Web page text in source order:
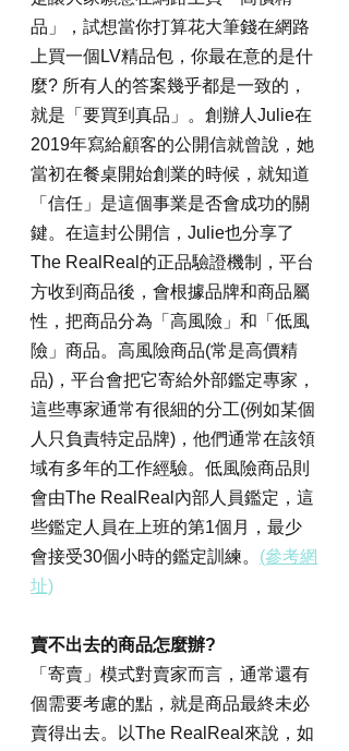
品」，試想當你打算花大筆錢在網路
上買一個LV精品包，你最在意的是什
麼? 所有人的答案幾乎都是一致的，
就是「要買到真品」。創辦人Julie在
2019年寫給顧客的公開信就曾說，她
當初在餐桌開始創業的時候，就知道
「信任」是這個事業是否會成功的關
鍵。在這封公開信，Julie也分享了
The RealReal的正品驗證機制，平台
方收到商品後，會根據品牌和商品屬
性，把商品分為「高風險」和「低風
險」商品。高風險商品(常是高價精
品)，平台會把它寄給外部鑑定專家，
這些專家通常有很細的分工(例如某個
人只負責特定品牌)，他們通常在該領
域有多年的工作經驗。低風險商品則
會由The RealReal內部人員鑑定，這
些鑑定人員在上班的第1個月，最少
會接受30個小時的鑑定訓練。 (參考網
址)
賣不出去的商品怎麼辦?
「寄賣」模式對賣家而言，通常還有
個需要考慮的點，就是商品最終未必
賣得出去。以The RealReal來說，如